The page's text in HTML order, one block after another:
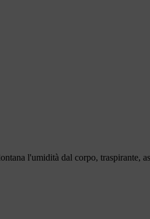
l'umidità dal corpo, traspirante,